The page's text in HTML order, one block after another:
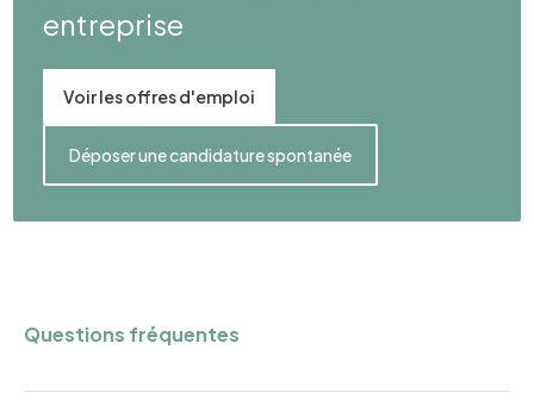
entreprise
Voir les offres d'emploi
Déposer une candidature spontanée
Questions fréquentes